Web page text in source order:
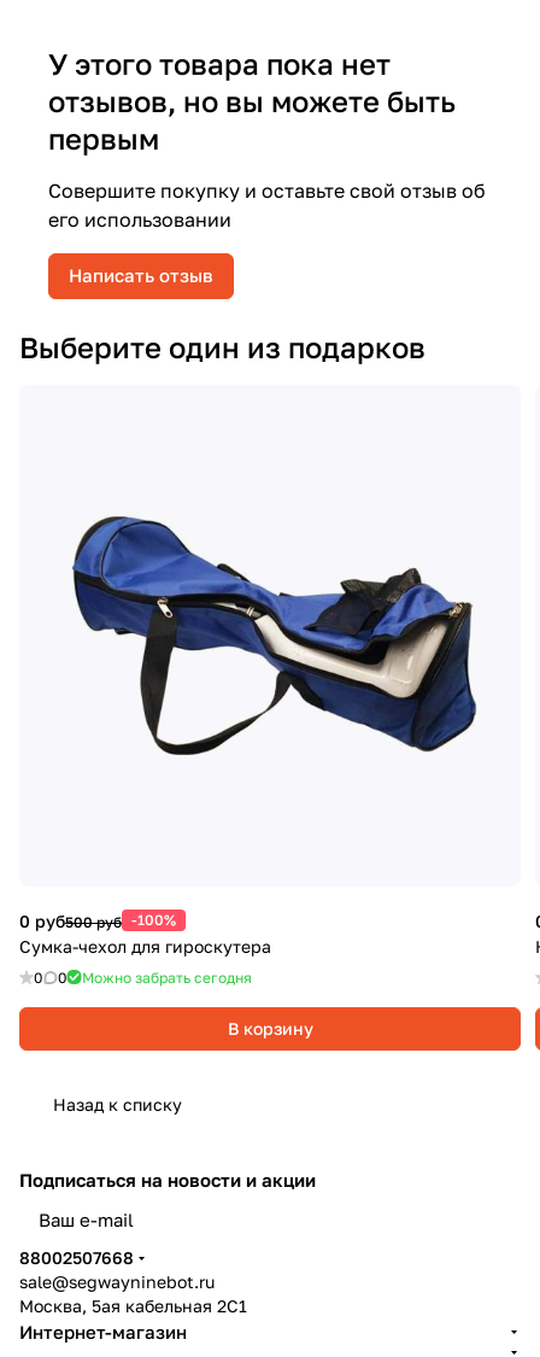
У этого товара пока нет
отзывов, но вы можете быть
первым
Совершите покупку и оставьте свой отзыв об
его использовании
Написать отзыв
Выберите один из подарков
0 руб500 руб -100%
Сумка-чехол для гироскутера
0 0 Можно забрать сегодня
В корзину
Назад к списку
Подписаться на новости и акции
88002507668
sale@segwayninebot.ru
Москва, 5ая кабельная 2С1
Интернет-магазин